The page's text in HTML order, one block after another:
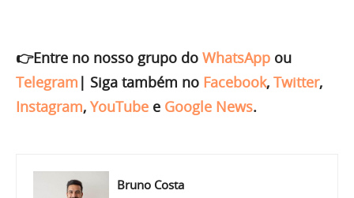
👉Entre no nosso grupo do WhatsApp ou
Telegram | Siga também no Facebook, Twitter,
Instagram, YouTube e Google News.
Bruno Costa